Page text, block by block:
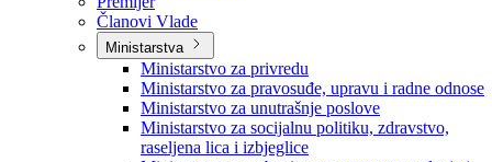
Vlada
Vlada BPK Goražde
Premijer
Članovi Vlade
Ministarstva
Ministarstvo za privredu
Ministarstvo za pravosuđe, upravu i radne odnose